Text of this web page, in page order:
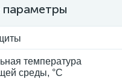
параметры
температура
среды, °C